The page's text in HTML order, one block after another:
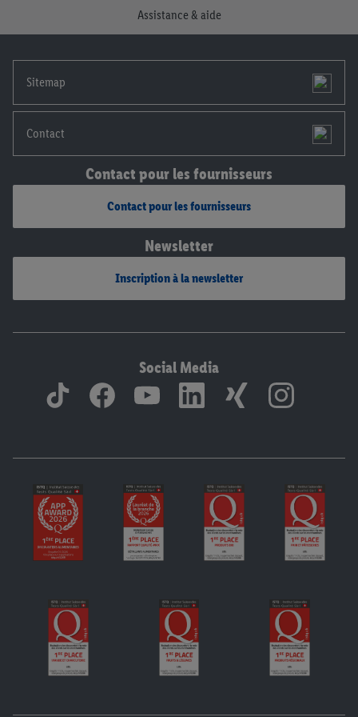
Assistance & aide
Sitemap
Contact
Contact pour les fournisseurs
Contact pour les fournisseurs
Newsletter
Inscription à la newsletter
Social Media
déclaration de confidentialité. Pour consulter les
mentions légales, c’est ici.